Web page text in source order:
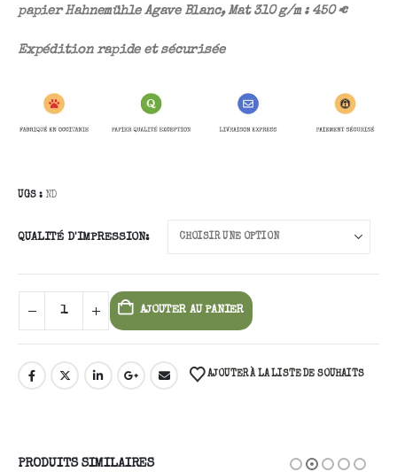
papier Hahnemühle Agave Blanc, Mat 310 g/m : 450 €
Expédition rapide et sécurisée
UGS : ND
QUALITÉ D'IMPRESSION
AJOUTER AU PANIER
AJOUTER À LA LISTE DE SOUHAITS
PRODUITS SIMILAIRES